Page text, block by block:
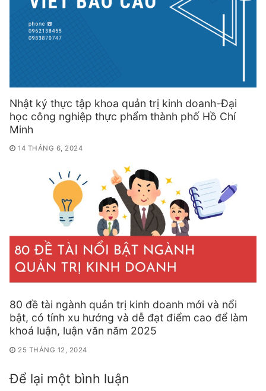
Nhật ký thực tập khoa quản trị kinh doanh-Đại
học công nghiệp thực phẩm thành phố Hồ Chí
Minh
14 THÁNG 6, 2024
80 đề tài ngành quản trị kinh doanh mới và nổi
bật, có tính xu hướng và dễ đạt điểm cao để làm
khoá luận, luận văn năm 2025
25 THÁNG 12, 2024
Để lại một bình luận